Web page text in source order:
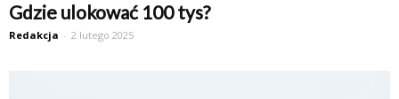
Gdzie ulokować 100 tys?
Redakcja - 2 lutego 2025